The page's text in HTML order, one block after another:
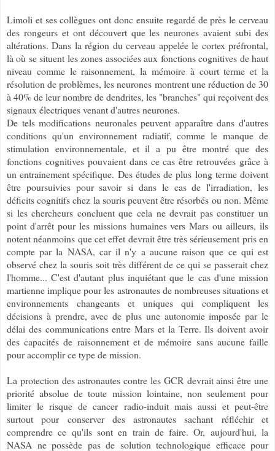
Limoli et ses collègues ont donc ensuite regardé de près le cerveau
des rongeurs et ont découvert que les neurones avaient subi des
altérations. Dans la région du cerveau appelée le cortex préfrontal,
là où se situent les zones associées aux fonctions cognitives de haut
niveau comme le raisonnement, la mémoire à court terme et la
résolution de problèmes, les neurones montrent une réduction de 30
à 40% de leur nombre de dendrites, les "branches" qui reçoivent des
signaux électriques venant d'autres neurones.
De tels modifications neuronales peuvent apparaître dans d'autres
conditions qu'un environnement radiatif, comme le manque de
stimulation environnementale, et il a pu être montré que des
fonctions cognitives pouvaient dans ce cas être retrouvées grâce à
un entrainement spécifique. Des études de plus long terme doivent
être poursuivies pour savoir si dans le cas de l'irradiation, les
déficits cognitifs chez la souris peuvent être résorbés ou non. Même
si les chercheurs concluent que cela ne devrait pas constituer un
point d'arrêt pour les missions humaines vers Mars ou ailleurs, ils
notent néanmoins que cet effet devrait être très sérieusement pris en
compte par la NASA, car il n'y a aucune raison que ce qui est
observé chez la souris soit très différent de ce qui se passerait chez
l'homme... C'est d'autant plus inquiétant que le cas d'une mission
martienne implique pour les astronautes de nombreuses situations et
environnements changeants et uniques qui compliquent les
décisions à prendre, avec de plus une autonomie imposée par le
délai des communications entre Mars et la Terre. Ils doivent avoir
des capacités de raisonnement et de mémoire sans aucune faille
pour accomplir ce type de mission.
La protection des astronautes contre les GCR devrait ainsi être une
priorité absolue de toute mission lointaine, non seulement pour
limiter le risque de cancer radio-induit mais aussi et peut-être
surtout pour conserver des astronautes sachant réfléchir et
comprendre ce qu'ils sont en train de faire. Or, aujourd'hui, la
NASA ne possède pas de solution technologique efficace pour